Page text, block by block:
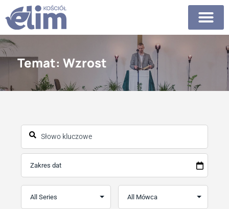
Temat: Wzrost